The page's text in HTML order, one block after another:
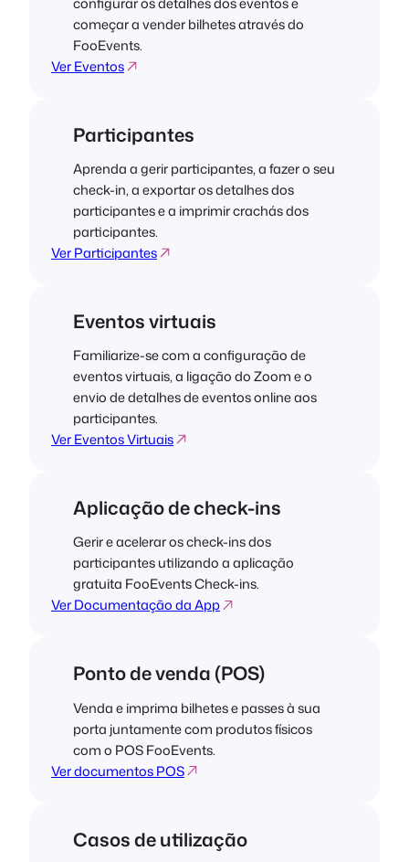
começar a vender bilhetes através do
FooEvents.
Ver Eventos
Participantes
Aprenda a gerir participantes, a fazer o seu
check-in, a exportar os detalhes dos
participantes e a imprimir crachás dos
participantes.
Ver Participantes
Eventos virtuais
Familiarize-se com a configuração de
eventos virtuais, a ligação do Zoom e o
envio de detalhes de eventos online aos
participantes.
Ver Eventos Virtuais
Aplicação de check-ins
Gerir e acelerar os check-ins dos
participantes utilizando a aplicação
gratuita FooEvents Check-ins.
Ver Documentação da App
Ponto de venda (POS)
Venda e imprima bilhetes e passes à sua
porta juntamente com produtos físicos
com o POS FooEvents.
Ver documentos POS
Casos de utilização